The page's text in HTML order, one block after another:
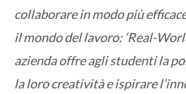
collaborare in modo più
il mondo del lavoro: ‘Real-
azienda offre agli studenti la
la loro creatività e ispirare